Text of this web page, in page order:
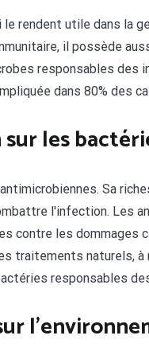
rendent utile dans la
il possède
responsables des
dans 80% des
les
Sa
l'infection. Les
contre les dommages
traitements naturels, à
responsables